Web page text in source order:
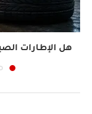
هل الإطارات